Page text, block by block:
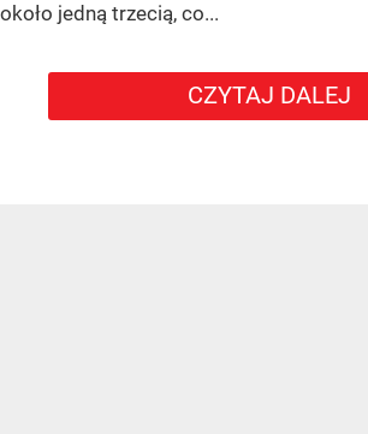
około jedną trzecią, co...
CZYTAJ DALEJ